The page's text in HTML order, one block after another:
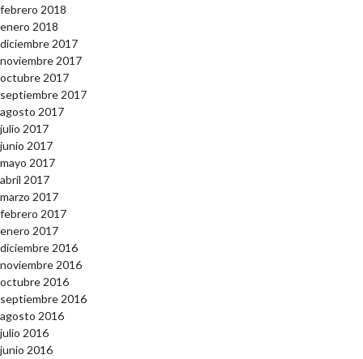
febrero 2018
enero 2018
diciembre 2017
noviembre 2017
octubre 2017
septiembre 2017
agosto 2017
julio 2017
junio 2017
mayo 2017
abril 2017
marzo 2017
febrero 2017
enero 2017
diciembre 2016
noviembre 2016
octubre 2016
septiembre 2016
agosto 2016
julio 2016
junio 2016